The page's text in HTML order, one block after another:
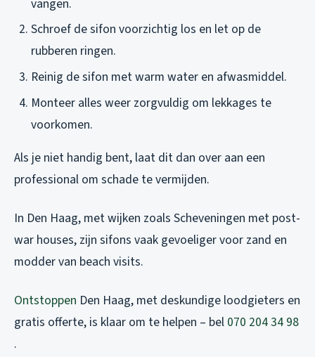
vangen.
Schroef de sifon voorzichtig los en let op de
rubberen ringen.
Reinig de sifon met warm water en afwasmiddel.
Monteer alles weer zorgvuldig om lekkages te
voorkomen.
Als je niet handig bent, laat dit dan over aan een
professional om schade te vermijden.
In Den Haag, met wijken zoals Scheveningen met post-
war houses, zijn sifons vaak gevoeliger voor zand en
modder van beach visits.
Ontstoppen Den Haag, met deskundige loodgieters en
gratis offerte, is klaar om te helpen – bel 070 204 34 98
.